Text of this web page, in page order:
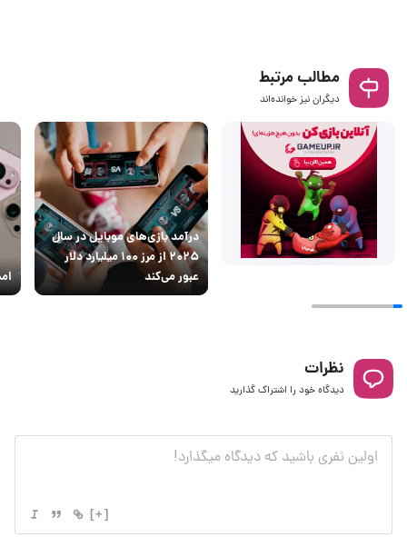
مطالب مرتبط
دیگران نیز خوانده‌اند
درآمد بازی‌های موبایل در سال
۲۰۲۵ از مرز ۱۰۰ میلیارد دلار
عبور می‌کند
نظرات
دیدگاه خود را اشتراک گذارید
[+]